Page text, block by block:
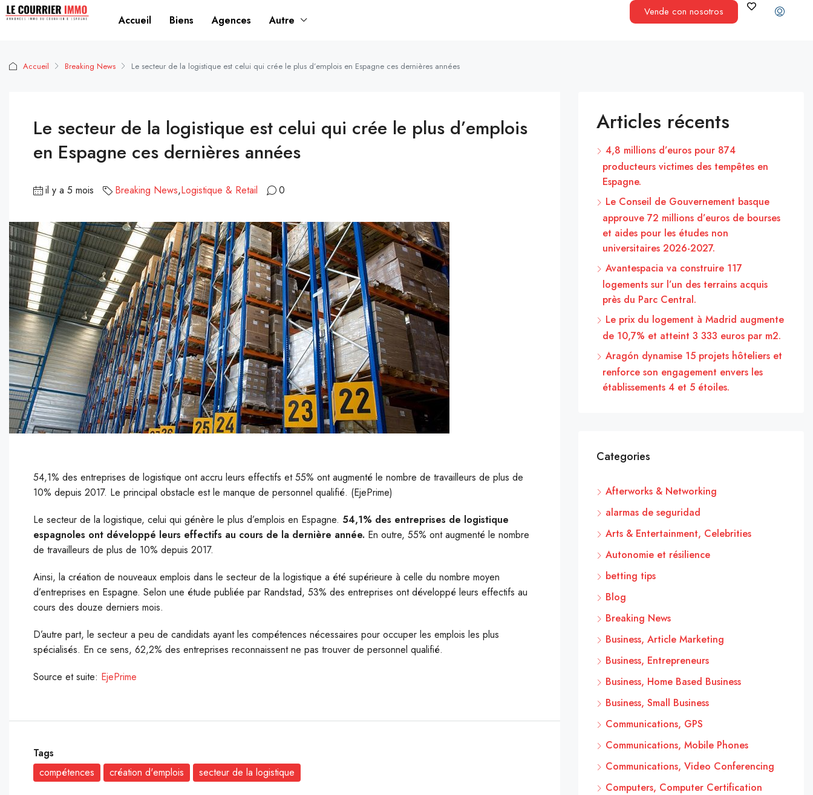
Accueil Biens Agences Autre
Vende con nosotros
Accueil Breaking News Le secteur de la logistique est celui qui crée le plus d’emplois en Espagne ces dernières années
Le secteur de la logistique est celui qui crée le plus d’emplois
en Espagne ces dernières années
il y a 5 mois Breaking News,Logistique & Retail 0
54,1% des entreprises de logistique ont accru leurs effectifs et 55% ont augmenté le nombre de travailleurs de plus de
10% depuis 2017. Le principal obstacle est le manque de personnel qualifié. (EjePrime)
Le secteur de la logistique, celui qui génère le plus d’emplois en Espagne. 54,1% des entreprises de logistique
espagnoles ont développé leurs effectifs au cours de la dernière année. En outre, 55% ont augmenté le nombre
de travailleurs de plus de 10% depuis 2017.
Ainsi, la création de nouveaux emplois dans le secteur de la logistique a été supérieure à celle du nombre moyen
d’entreprises en Espagne. Selon une étude publiée par Randstad, 53% des entreprises ont développé leurs effectifs au
cours des douze derniers mois.
D’autre part, le secteur a peu de candidats ayant les compétences nécessaires pour occuper les emplois les plus
spécialisés. En ce sens, 62,2% des entreprises reconnaissent ne pas trouver de personnel qualifié.
Source et suite: EjePrime
Tags
compétences
création d'emplois secteur de la logistique
Articles récents
4,8 millions d’euros pour 874
producteurs victimes des tempêtes en
Espagne.
Le Conseil de Gouvernement basque
approuve 72 millions d’euros de bourses
et aides pour les études non
universitaires 2026-2027.
Avantespacia va construire 117
logements sur l’un des terrains acquis
près du Parc Central.
Le prix du logement à Madrid augmente
de 10,7% et atteint 3 333 euros par m2.
Aragón dynamise 15 projets hôteliers et
renforce son engagement envers les
établissements 4 et 5 étoiles.
Categories
Afterworks & Networking
alarmas de seguridad
Arts & Entertainment, Celebrities
Autonomie et résilience
betting tips
Blog
Breaking News
Business, Article Marketing
Business, Entrepreneurs
Business, Home Based Business
Business, Small Business
Communications, GPS
Communications, Mobile Phones
Communications, Video Conferencing
Computers, Computer Certification